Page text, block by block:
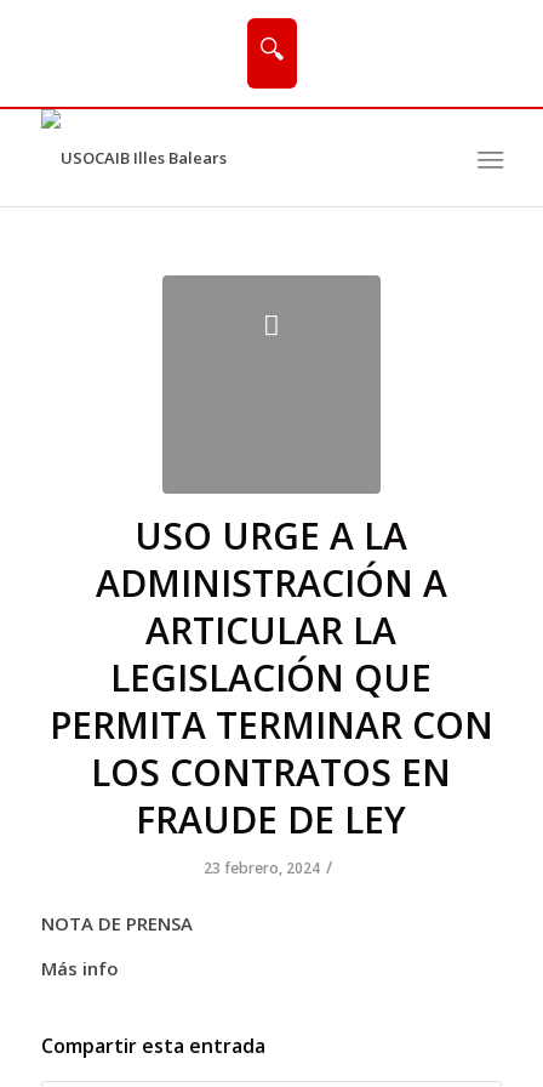
🔍
USO URGE A LA
ADMINISTRACIÓN A
ARTICULAR LA
LEGISLACIÓN QUE
PERMITA TERMINAR CON
LOS CONTRATOS EN
FRAUDE DE LEY
23 febrero, 2024 /
NOTA DE PRENSA
Más info
Compartir esta entrada